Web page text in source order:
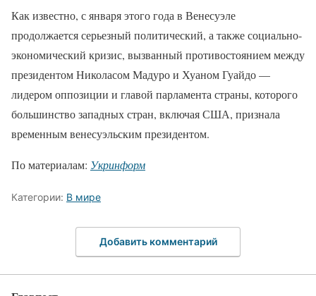
Как известно, с января этого года в Венесуэле
продолжается серьезный политический, а также социально-
экономический кризис, вызванный противостоянием между
президентом Николасом Мадуро и Хуаном Гуайдо —
лидером оппозиции и главой парламента страны, которого
большинство западных стран, включая США, признала
временным венесуэльским президентом.
По материалам: Укринформ
Категории: В мире
Добавить комментарий